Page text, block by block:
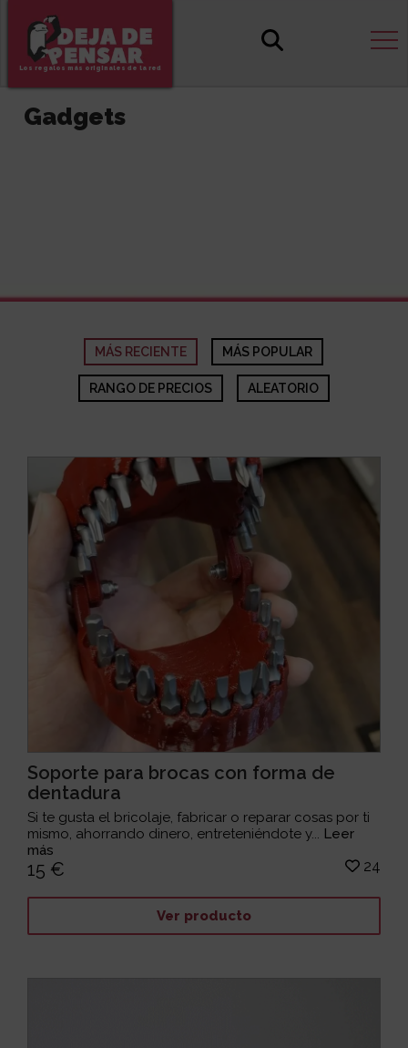
Los regalos más originales de la red
Gadgets
MÁS RECIENTE MÁS POPULAR
RANGO DE PRECIOS ALEATORIO
Soporte para brocas con forma de
dentadura
Si te gusta el bricolaje, fabricar o reparar cosas por ti
mismo, ahorrando dinero, entreteniéndote y... Leer
más
15 € 24
Ver producto